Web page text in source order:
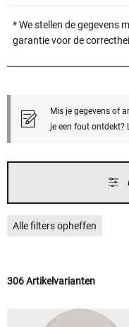
* We stellen de gegevens
garantie voor de
Mis je gegevens of
je een fout ontdekt?
Alle filters opheffen
306 Artikelvarianten